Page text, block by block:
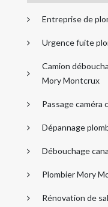
Entreprise de
Urgence fuite
Camion
Mory Montcrux
Passage caméra
Dépannage
Débouchage
Plombier Mory
Rénovation de